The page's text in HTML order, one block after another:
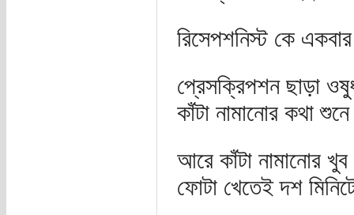
রিসেপশনিস্ট কে
প্রেসক্রিপশন ছাড়া
কাঁটা নামানোর কথা
আরে কাঁটা নামানোর
ফোটা খেতেই দশ